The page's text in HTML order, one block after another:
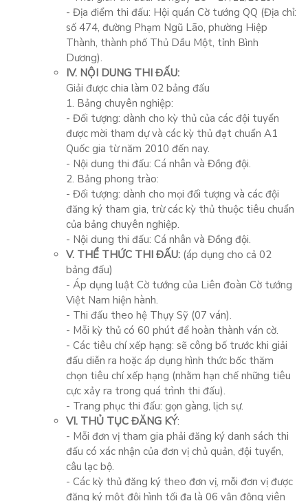
- Địa điểm thi đấu: Hội quán Cờ tướng QQ (Địa chỉ:
số 474, đường Phạm Ngũ Lão, phường Hiệp
Thành, thành phố Thủ Dầu Một, tỉnh Bình
Dương).
IV. NỘI DUNG THI ĐẤU:
Giải được chia làm 02 bảng đấu
1. Bảng chuyên nghiệp:
- Đối tượng: dành cho kỳ thủ của các đội tuyển
được mời tham dự và các kỳ thủ đạt chuẩn A1
Quốc gia từ năm 2010 đến nay.
- Nội dung thi đấu: Cá nhân và Đồng đội.
2. Bảng phong trào:
- Đối tượng: dành cho mọi đối tượng và các đội
đăng ký tham gia, trừ các kỳ thủ thuộc tiêu chuẩn
của bảng chuyên nghiệp.
- Nội dung thi đấu: Cá nhân và Đồng đội.
V. THỂ THỨC THI ĐẤU: (áp dụng cho cả 02
bảng đấu)
- Áp dụng luật Cờ tướng của Liên đoàn Cờ tướng
Việt Nam hiện hành.
- Thi đấu theo hệ Thụy Sỹ (07 ván).
- Mỗi kỳ thủ có 60 phút để hoàn thành ván cờ.
- Các tiêu chí xếp hạng: sẽ công bố trước khi giải
đấu diễn ra hoặc áp dụng hình thức bốc thăm
chọn tiêu chí xếp hạng (nhằm hạn chế những tiêu
cực xảy ra trong quá trình thi đấu).
- Trang phục thi đấu: gọn gàng, lịch sự.
VI. THỦ TỤC ĐĂNG KÝ:
- Mỗi đơn vị tham gia phải đăng ký danh sách thi
đấu có xác nhận của đơn vị chủ quản, đội tuyển,
câu lạc bộ.
- Các kỳ thủ đăng ký theo đơn vị, mỗi đơn vị được
đăng ký một đội hình tối đa là 06 vận động viên